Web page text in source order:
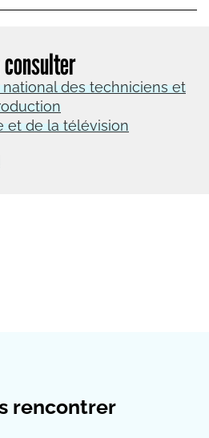
national des techniciens et
et de la télévision
rencontrer